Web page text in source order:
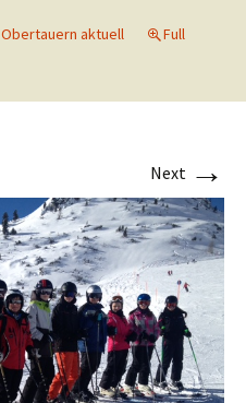
Obertauern aktuell
Full
Next →